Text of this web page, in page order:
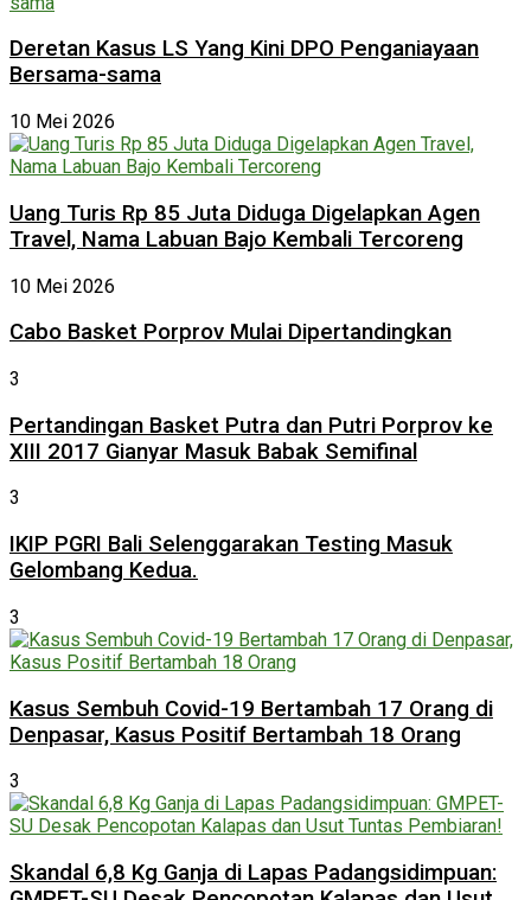
Deretan Kasus LS Yang Kini DPO Penganiayaan
Bersama-sama
10 Mei 2026
Uang Turis Rp 85 Juta Diduga Digelapkan Agen
Travel, Nama Labuan Bajo Kembali Tercoreng
10 Mei 2026
Cabo Basket Porprov Mulai Dipertandingkan
3
Pertandingan Basket Putra dan Putri Porprov ke
XIII 2017 Gianyar Masuk Babak Semifinal
3
IKIP PGRI Bali Selenggarakan Testing Masuk
Gelombang Kedua.
3
Kasus Sembuh Covid-19 Bertambah 17 Orang di
Denpasar, Kasus Positif Bertambah 18 Orang
3
Skandal 6,8 Kg Ganja di Lapas Padangsidimpuan: